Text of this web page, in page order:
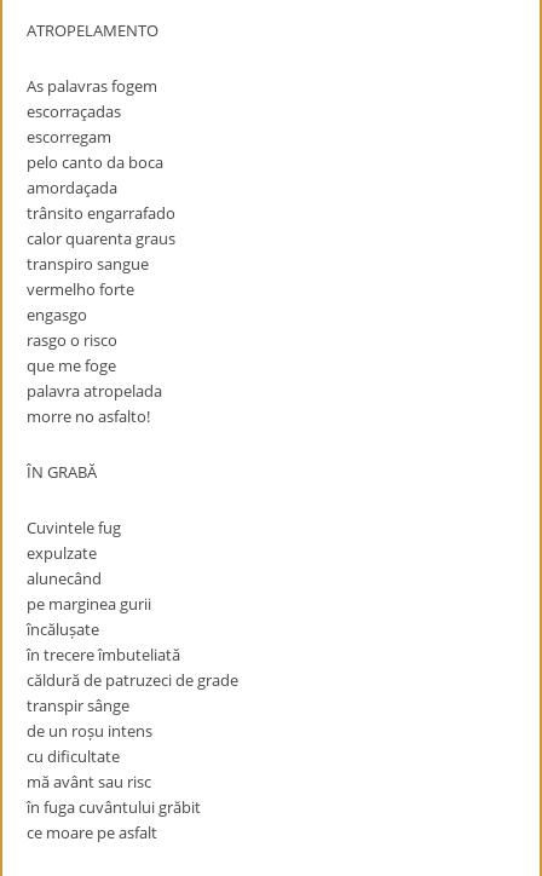
ATROPELAMENTO
As palavras fogem
escorraçadas
escorregam
pelo canto da boca
amordaçada
trânsito engarrafado
calor quarenta graus
transpiro sangue
vermelho forte
engasgo
rasgo o risco
que me foge
palavra atropelada
morre no asfalto!
ÎN GRABĂ
Cuvintele fug
expulzate
alunecând
pe marginea gurii
încălușate
în trecere îmbuteliată
căldură de patruzeci de grade
transpir sânge
de un roșu intens
cu dificultate
mă avânt sau risc
în fuga cuvântului grăbit
ce moare pe asfalt